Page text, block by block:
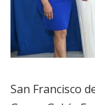
San Francisco